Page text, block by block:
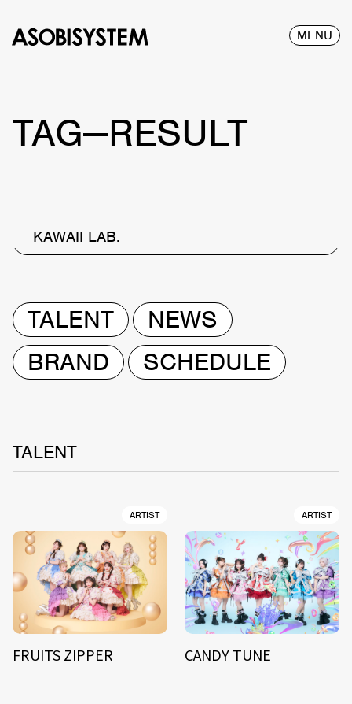
MENU
TAG—RESULT
KAWAII LAB.
TALENT
NEWS
BRAND
SCHEDULE
TALENT
ARTIST
FRUITS ZIPPER
ARTIST
CANDY TUNE